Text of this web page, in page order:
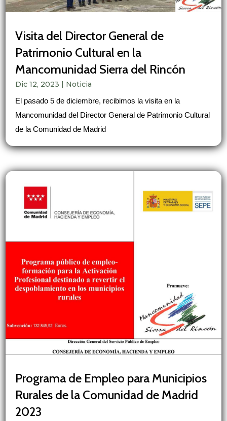
Visita del Director General de
Patrimonio Cultural en la
Mancomunidad Sierra del Rincón
Dic 12, 2023 | Noticia
El pasado 5 de diciembre, recibimos la visita en la
Mancomunidad del Director General de Patrimonio Cultural
de la Comunidad de Madrid
Programa de Empleo para Municipios
Rurales de la Comunidad de Madrid
2023